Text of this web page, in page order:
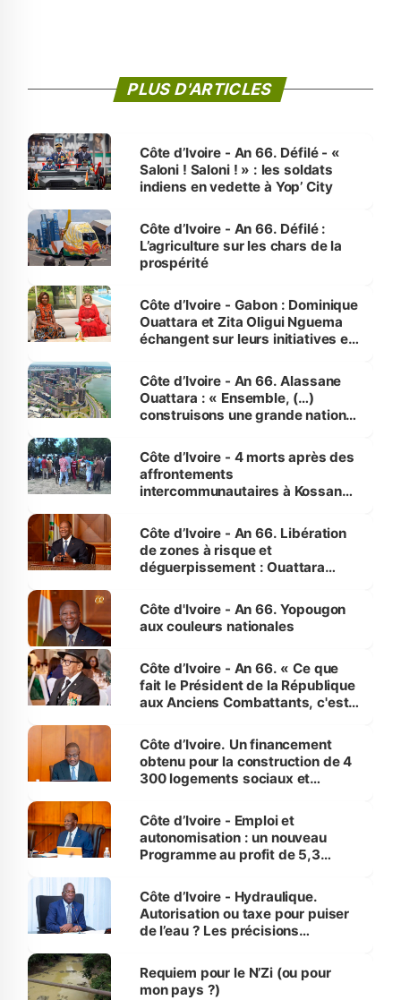
PLUS D'ARTICLES
Côte d’Ivoire - An 66. Défilé - «
Saloni ! Saloni ! » : les soldats
indiens en vedette à Yop’ City
Côte d’Ivoire - An 66. Défilé :
L’agriculture sur les chars de la
prospérité
Côte d’Ivoire - Gabon : Dominique
Ouattara et Zita Oligui Nguema
échangent sur leurs initiatives en
enfants
Côte d’Ivoire - An 66. Alassane
Ouattara : « Ensemble, (…)
construisons une grande nation
générations futures »
Côte d’Ivoire - 4 morts après des
affrontements
intercommunautaires à Kossandji
milieu des sinistrés
Côte d’Ivoire - An 66. Libération
de zones à risque et
déguerpissement : Ouattara
l'Etat de droit pour préserver les
vies humaines »
Côte d'Ivoire - An 66. Yopougon
aux couleurs nationales
Côte d’Ivoire - An 66. « Ce que
fait le Président de la République
aux Anciens Combattants, c'est
Côte d’Ivoire. Un financement
obtenu pour la construction de 4
300 logements sociaux et
et Yamoussoukro
Côte d’Ivoire - Emploi et
autonomisation : un nouveau
Programme au profit de 5,3
Côte d’Ivoire - Hydraulique.
Autorisation ou taxe pour puiser
de l’eau ? Les précisions
Requiem pour le N’Zi (ou pour
mon pays ?)